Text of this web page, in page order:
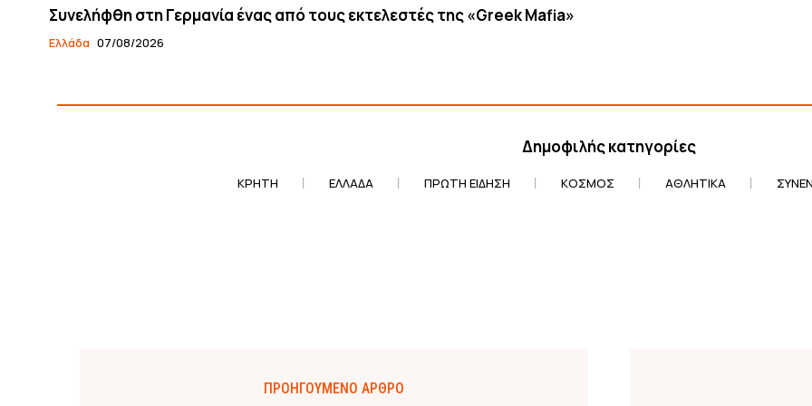
Συνελήφθη στη Γερμανία ένας από τους εκτελεστές της «Greek Mafia»
Ελλάδα 07/08/2026
Δημοφιλής κατηγορίες
ΚΡΗΤΗ ΕΛΛΆΔΑ ΠΡΏΤΗ ΕΊΔΗΣΗ ΚΌΣΜΟΣ ΑΘΛΗΤΙΚΆ
ΠΡΟΗΓΟΎΜΕΝΟ ΆΡΘΡΟ